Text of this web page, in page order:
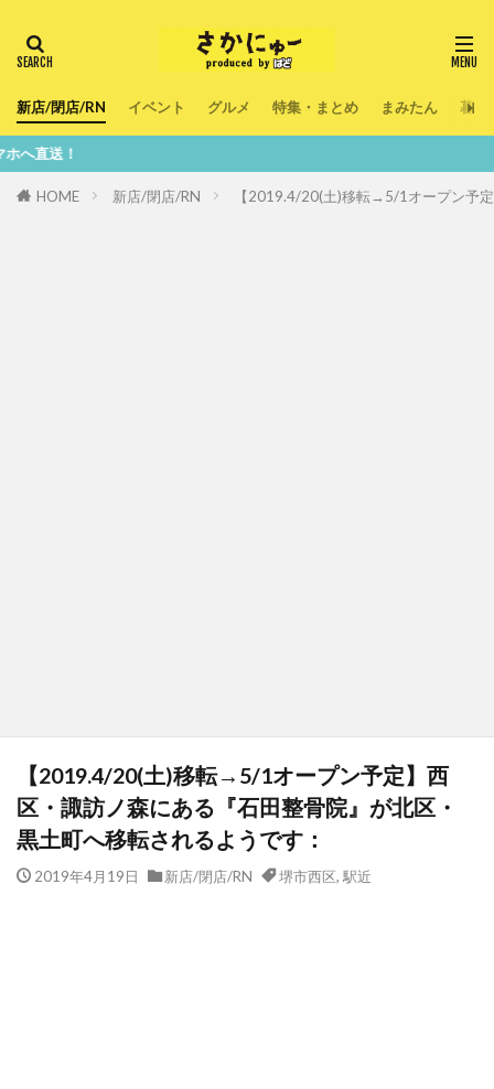
新店/閉店/RN イベント グルメ 特集・まとめ まみたん 暮ら
HOME 新店/閉店/RN 【2019.4/20(土)移転→5/1オープン予
【2019.4/20(土)移転→5/1オープン予定】西
区・諏訪ノ森にある『石田整骨院』が北区・
黒土町へ移転されるようです：
2019年4月19日 新店/閉店/RN 堺市西区, 駅近